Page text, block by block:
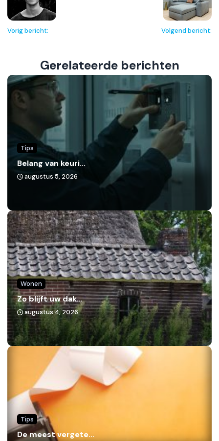
Vorig bericht: Volgend bericht:
Gerelateerde berichten
Tips
Belang van keuri...
augustus 5, 2026
Wonen
Zo blijft uw dak...
augustus 4, 2026
Tips
De meest vergete...